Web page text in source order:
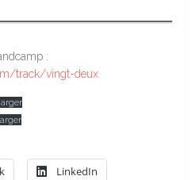
:
track/vingt-deux
LinkedIn